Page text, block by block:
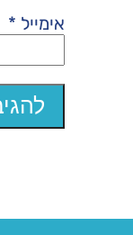
אימייל *